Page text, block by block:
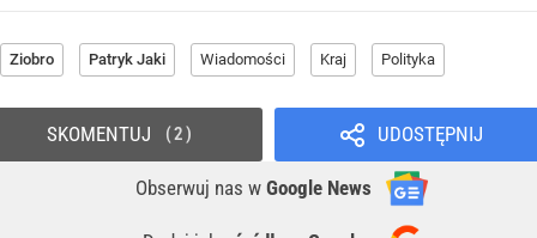
Ziobro Patryk Jaki Wiadomości Kraj Polityka
UDOSTĘPNIJ
Obserwuj nas w Google News
SKOMENTUJ 2